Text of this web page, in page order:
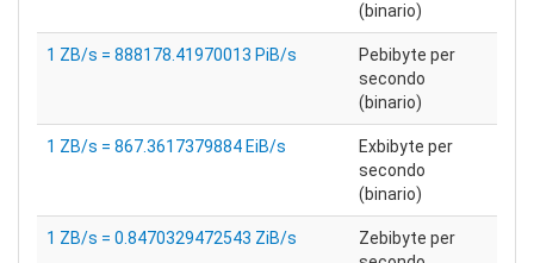
(binario)
1 ZB/s = 888178.41970013 PiB/s
Pebibyte per
secondo
(binario)
1 ZB/s = 867.3617379884 EiB/s
Exbibyte per
secondo
(binario)
1 ZB/s = 0.8470329472543 ZiB/s
Zebibyte per